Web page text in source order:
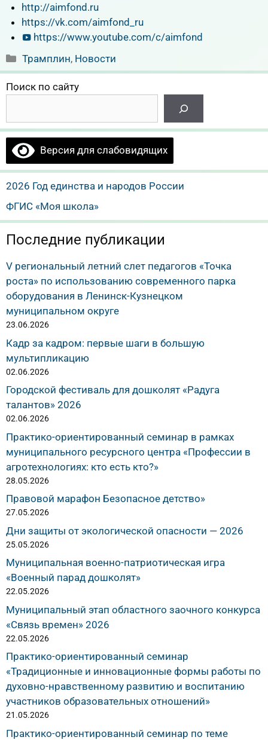
http://aimfond.ru
https://vk.com/aimfond_ru
https://www.youtube.com/c/aimfond
Рубрики
Трамплин, Новости
Поиск по сайту
Версия для слабовидящих
2026 Год единства и народов России
ФГИС «Моя школа»
Последние публикации
V региональный летний слет педагогов «Точка
роста» по использованию современного парка
оборудования в Ленинск-Кузнецком
муниципальном округе
23.06.2026
Кадр за кадром: первые шаги в большую
мультипликацию
02.06.2026
Городской фестиваль для дошколят «Радуга
талантов» 2026
02.06.2026
Практико-ориентированный семинар в рамках
муниципального ресурсного центра «Профессии в
агротехнологиях: кто есть кто?»
28.05.2026
Правовой марафон Безопасное детство»
27.05.2026
Дни защиты от экологической опасности — 2026
25.05.2026
Муниципальная военно-патриотическая игра
«Военный парад дошколят»
22.05.2026
Муниципальный этап областного заочного конкурса
«Связь времен» 2026
22.05.2026
Практико-ориентированный семинар
«Традиционные и инновационные формы работы по
духовно-нравственному развитию и воспитанию
участников образовательных отношений»
21.05.2026
Практико-ориентированный семинар по теме